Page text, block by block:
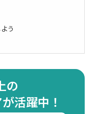
う
の
活躍中！